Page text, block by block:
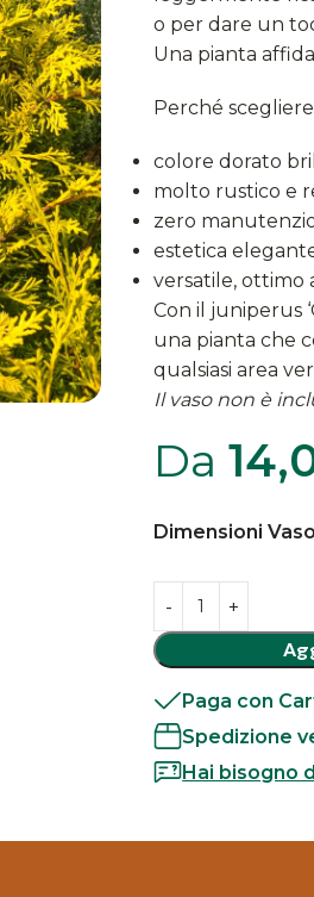
o per dare un
Una pianta
Perché scegliere
colore dorato
molto rustico e
zero
estetica
versatile, ottimo
Con il juniperus
una pianta che
qualsiasi area
Il vaso non è
Da
Dimensioni Vaso
Paga con
Spedizione
Hai bisogno